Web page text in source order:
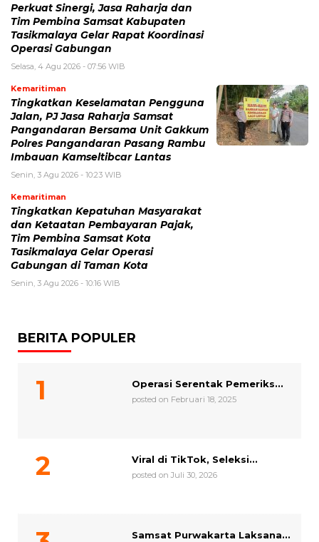
Perkuat Sinergi, Jasa Raharja dan
Tim Pembina Samsat Kabupaten
Tasikmalaya Gelar Rapat Koordinasi
Operasi Gabungan
Selasa, 4 Agu 2026 - 07:56 WIB
Kemaritiman
Tingkatkan Keselamatan Pengguna
Jalan, PJ Jasa Raharja Samsat
Pangandaran Bersama Unit Gakkum
Polres Pangandaran Pasang Rambu
Imbauan Kamseltibcar Lantas
Senin, 3 Agu 2026 - 10:23 WIB
Kemaritiman
Tingkatkan Kepatuhan Masyarakat
dan Ketaatan Pembayaran Pajak,
Tim Pembina Samsat Kota
Tasikmalaya Gelar Operasi
Gabungan di Taman Kota
Senin, 3 Agu 2026 - 10:16 WIB
BERITA POPULER
Operasi Serentak Pemeriks...
posted on Februari 18, 2025
Viral di TikTok, Seleksi...
posted on Juli 30, 2026
Samsat Purwakarta Laksana...